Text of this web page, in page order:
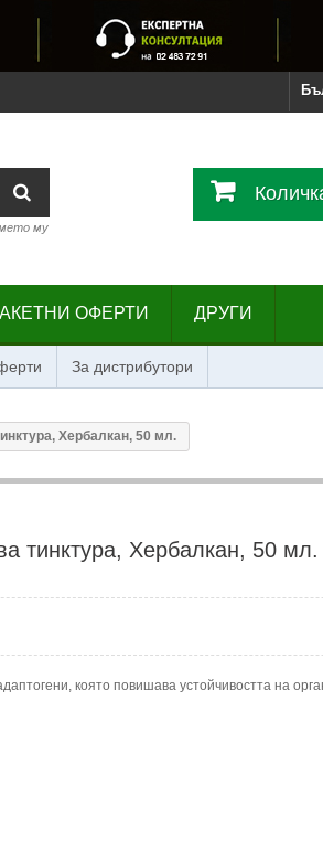
му
ОФЕРТИ ДРУГИ
За дистрибутори
Хербалкан, 50 мл.
тинктура, Хербалкан, 50 мл.
която повишава устойчивостта на